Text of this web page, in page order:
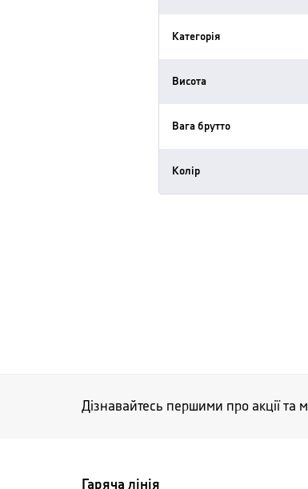
Категорія
Висота
Вага брутто
Колір
Дізнавайтесь першими про акції та
Гаряча лінія